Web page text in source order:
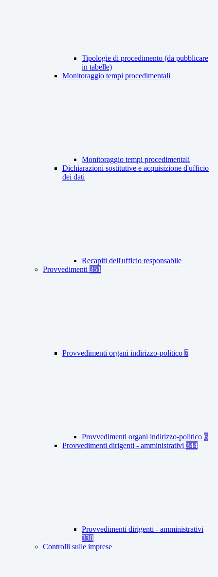
Tipologie di procedimento (da pubblicare
in tabelle)
Monitoraggio tempi procedimentali
Monitoraggio tempi procedimentali
Dichiarazioni sostitutive e acquisizione d'ufficio
dei dati
Recapiti dell'ufficio responsabile
Provvedimenti 351
Provvedimenti organi indirizzo-politico 7
Provvedimenti organi indirizzo-politico 6
Provvedimenti dirigenti - amministrativi 344
Provvedimenti dirigenti - amministrativi
338
Controlli sulle imprese